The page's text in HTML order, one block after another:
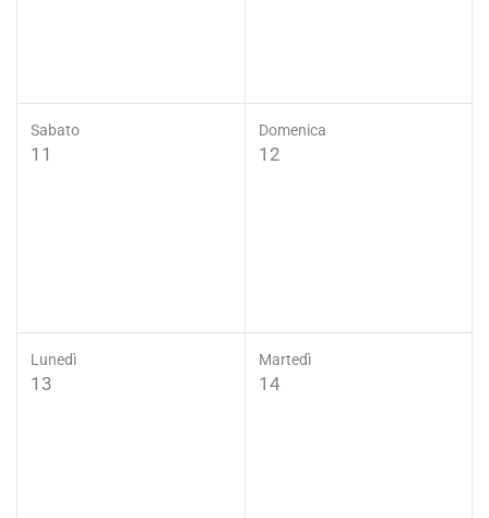
Sabato
11
Domenica
12
Lunedì
13
Martedì
14